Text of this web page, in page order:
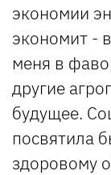
экономии
экономит -
меня в
другие
будущее.
посвятила
здоровому